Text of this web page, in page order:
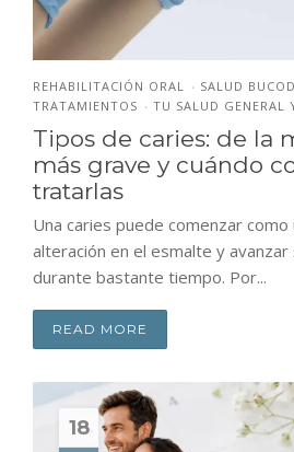
REHABILITACIÓN ORAL • SALUD
TRATAMIENTOS • TU SALUD GENERAL
Tipos de caries: de la
más grave y cuándo
tratarlas
Una caries puede comenzar como
alteración en el esmalte y
durante bastante tiempo. Por...
READ MORE
18